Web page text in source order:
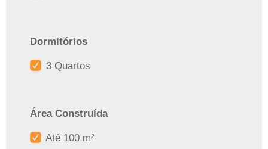
Dormitórios
3 Quartos
Área Construída
Até 100 m²